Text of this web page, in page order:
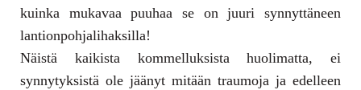
kuinka mukavaa puuhaa se on juuri synnyttäneen
lantionpohjalihaksilla!
Näistä kaikista kommelluksista huolimatta, ei
synnytyksistä ole jäänyt mitään traumoja ja edelleen